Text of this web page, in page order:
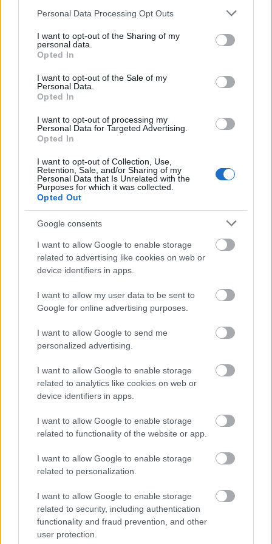
Please note that this website/app uses one or more Google
not limited to your visit or usage behaviour. You may click to
grant or deny consent to Google and its third-party tags to
use your data for below specified purposes in below Google
consent section.
Personal Data Processing Opt Outs
I want to opt-out of the Sharing of my
personal data.
Opted In
I want to opt-out of the Sale of my
Personal Data.
Opted In
I want to opt-out of processing my
Personal Data for Targeted Advertising.
Opted In
I want to opt-out of Collection, Use,
Retention, Sale, and/or Sharing of my
Personal Data that Is Unrelated with the
Purposes for which it was collected.
Opted Out
Google consents
I want to allow Google to enable storage
related to advertising like cookies on web or
device identifiers in apps.
I want to allow my user data to be sent to
Google for online advertising purposes.
I want to allow Google to send me
personalized advertising.
I want to allow Google to enable storage
related to analytics like cookies on web or
device identifiers in apps.
I want to allow Google to enable storage
related to functionality of the website or app.
I want to allow Google to enable storage
related to personalization.
I want to allow Google to enable storage
related to security, including authentication
functionality and fraud prevention, and other
user protection.
SZTÁRHÍREK
Ez az 5 gyönyörű nő Katalin
hercegné legjobb barátnője -
ismerd meg őket közelebbről!
ÉLETMÓD
„Nem mertem ráírni, aztán egész
este beszéltünk” - Ezért ne hezitálj
megkeresni egy régi ismerőst